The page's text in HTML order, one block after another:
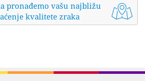
pronađemo vašu najbližu
kvalitete zraka